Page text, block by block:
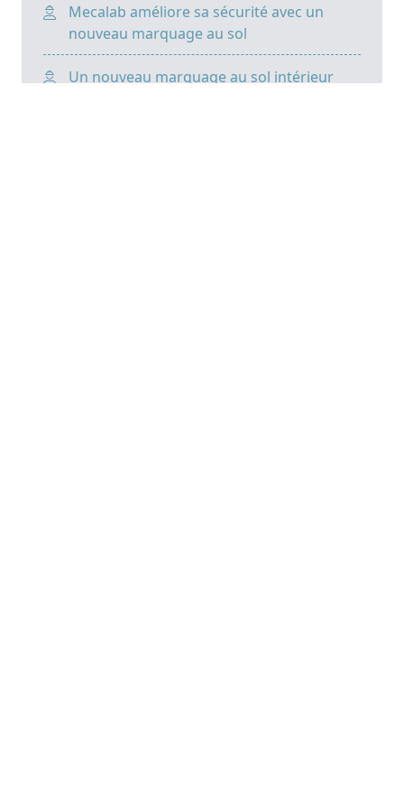
Mecalab améliore sa sécurité avec un
nouveau marquage au sol
Un nouveau marquage au sol intérieur